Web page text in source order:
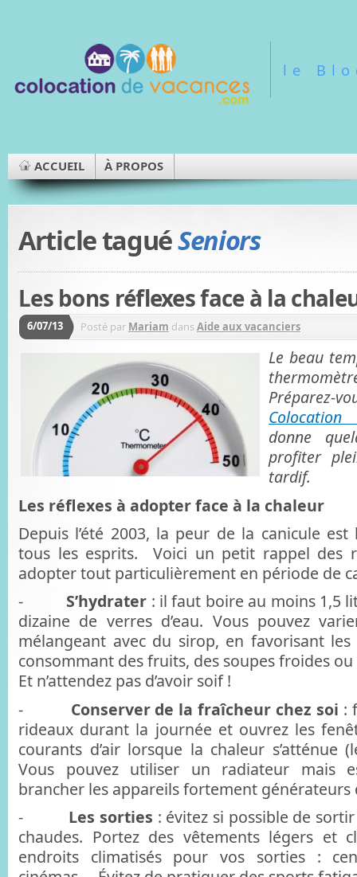
le
ACCUEIL À PROPOS
Article taguéSeniors
Les bons réflexes face à la
6/07/13 Posté par Mariam dansAide aux vacanciers
Le beau
Préparez-
Colocation
donne
profiter
tardif.
Les réflexes à adopter face à la chaleur
Depuis l’été 2003, la peur de la canicule
tous les esprits. Voici un petit rappel des
adopter tout particulièrement en période de
- S’hydrater : il faut boire au moins 1,5
dizaine de verres d’eau. Vous pouvez
mélangeant avec du sirop, en favorisant
consommant des fruits, des soupes froides
Et n’attendez pas d’avoir soif !
- Conserver de la fraîcheur chez soi :
rideaux durant la journée et ouvrez les
courants d’air lorsque la chaleur s’atténue
Vous pouvez utiliser un radiateur mais
brancher les appareils fortement générateurs
- Les sorties : évitez si possible de
chaudes. Portez des vêtements légers et
endroits climatisés pour vos sorties :